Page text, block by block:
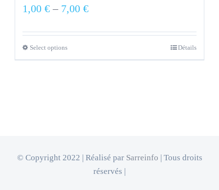
1,00 €– 7,00 €
Select options Détails
© Copyright 2022 | Réalisé par Sarreinfo | Tous droits
réservés |